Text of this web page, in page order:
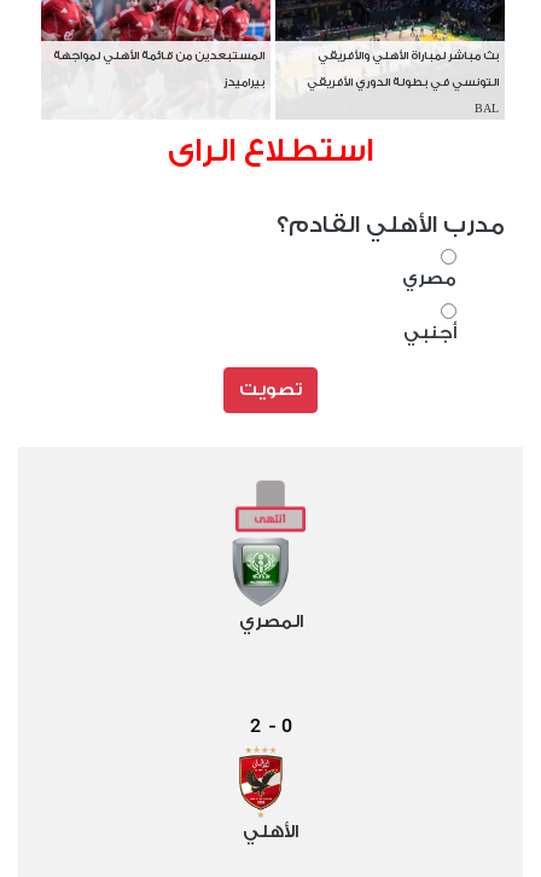
بث مباشر لمباراة الأهلي والأفريقي
التونسي في بطولة الدوري الأفريقي
BAL
المستبعدين من قائمة الأهلي لمواجهة
بيراميدز
استطلاع الراى
مدرب الأهلي القادم؟
مصري
أجنبي
تصويت
المصري
0
-
2
الأهلي